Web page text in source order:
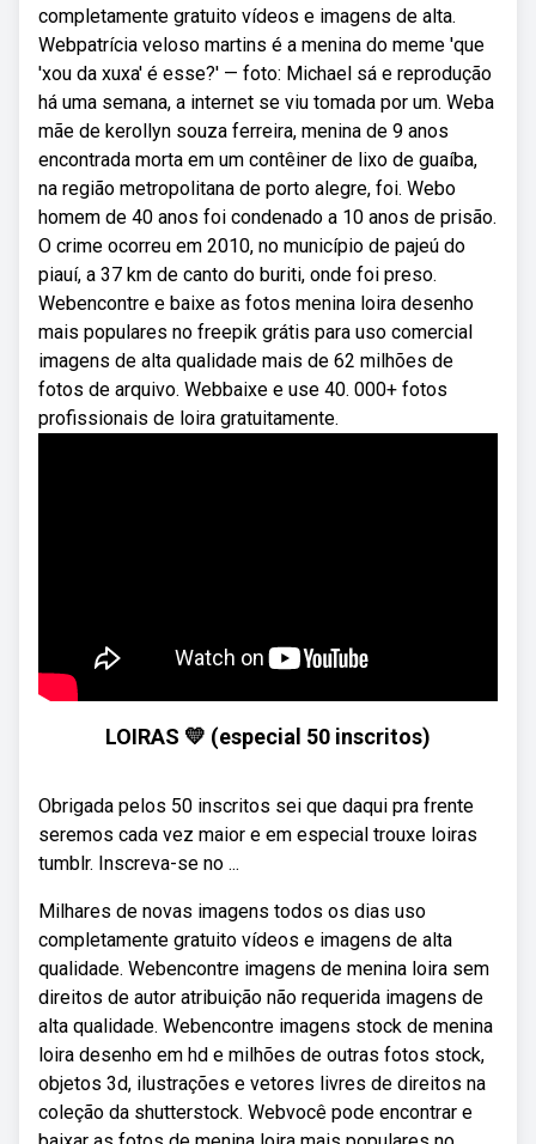
completamente gratuito vídeos e imagens de alta.
Webpatrícia veloso martins é a menina do meme 'que
'xou da xuxa' é esse?' — foto: Michael sá e reprodução
há uma semana, a internet se viu tomada por um. Weba
mãe de kerollyn souza ferreira, menina de 9 anos
encontrada morta em um contêiner de lixo de guaíba,
na região metropolitana de porto alegre, foi. Webo
homem de 40 anos foi condenado a 10 anos de prisão.
O crime ocorreu em 2010, no município de pajeú do
piauí, a 37 km de canto do buriti, onde foi preso.
Webencontre e baixe as fotos menina loira desenho
mais populares no freepik grátis para uso comercial
imagens de alta qualidade mais de 62 milhões de
fotos de arquivo. Webbaixe e use 40. 000+ fotos
profissionais de loira gratuitamente.
LOIRAS 💛 (especial 50 inscritos)
Obrigada pelos 50 inscritos sei que daqui pra frente
seremos cada vez maior e em especial trouxe loiras
tumblr. Inscreva-se no ...
Milhares de novas imagens todos os dias uso
completamente gratuito vídeos e imagens de alta
qualidade. Webencontre imagens de menina loira sem
direitos de autor atribuição não requerida imagens de
alta qualidade. Webencontre imagens stock de menina
loira desenho em hd e milhões de outras fotos stock,
objetos 3d, ilustrações e vetores livres de direitos na
coleção da shutterstock. Webvocê pode encontrar e